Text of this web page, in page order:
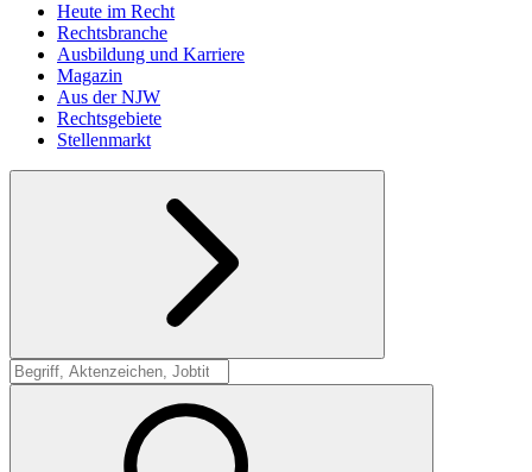
Heute im Recht
Rechtsbranche
Ausbildung und Karriere
Magazin
Aus der NJW
Rechtsgebiete
Stellenmarkt
Suche